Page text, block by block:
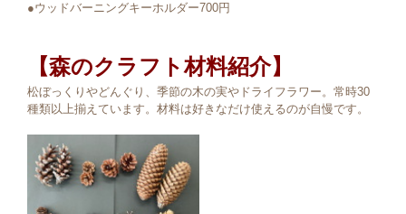
●ウッドバーニングキーホルダー700円
【森のクラフト材料紹介】
松ぼっくりやどんぐり、季節の木の実やドライフラワー。常時30
種類以上揃えています。材料は好きなだけ使えるのが自慢です。